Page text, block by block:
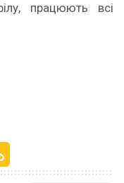
працюють всі